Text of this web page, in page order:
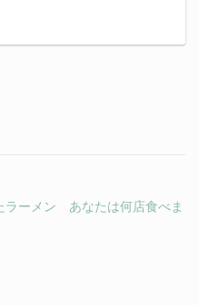
ラーメン あなたは何店食べま